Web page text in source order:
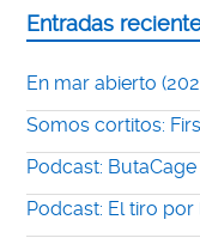
Entradas
En mar abierto
Somos cortitos:
Podcast:
Podcast: El tiro